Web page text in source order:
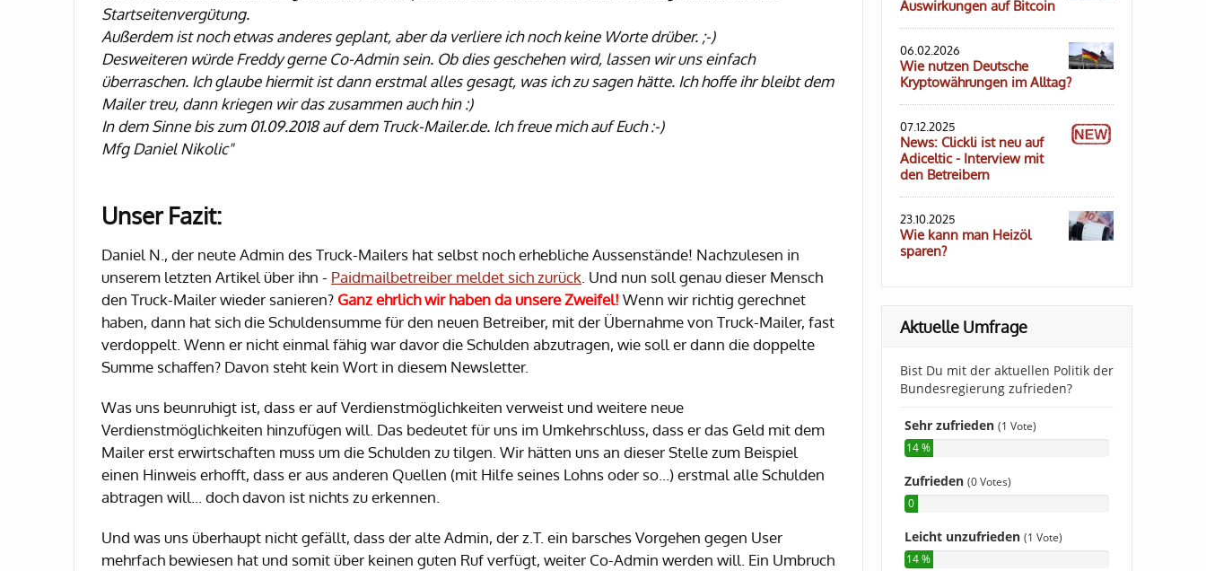
Startseitenvergütung.
Außerdem ist noch etwas anderes geplant, aber da verliere ich noch keine Worte drüber. ;-)
Desweiteren würde Freddy gerne Co-Admin sein. Ob dies geschehen wird, lassen wir uns einfach
überraschen. Ich glaube hiermit ist dann erstmal alles gesagt, was ich zu sagenhätte. Ich hoffe ihr bleibt dem
Mailer treu, dann kriegen wir daszusammen auch hin :)
In dem Sinne bis zum 01.09.2018 auf dem Truck-Mailer.de. Ich freue mich auf Euch :-)
Mfg Daniel Nikolic"
Unser Fazit:
Daniel N., der neute Admin des Truck-Mailers hat selbst noch erhebliche Aussenstände! Nachzulesen in
unserem letzten Artikel über ihn - Paidmailbetreiber meldet sich zurück . Und nun soll genau dieser Mensch
den Truck-Mailer wieder sanieren? Ganz ehrlich wir haben da unsere Zweifel! Wenn wir richtig gerechnet
haben, dann hat sich die Schuldensumme für den neuen Betreiber, mit der Übernahme von Truck-Mailer, fast
verdoppelt. Wenn er nicht einmal fähig war davor die Schulden abzutragen, wie soll er dann die doppelte
Summe schaffen? Davon steht kein Wort in diesem Newsletter.
Was uns beunruhigt ist, dass er auf Verdienstmöglichkeiten verweist und weitere neue
Verdienstmöglichkeiten hinzufügen will. Das bedeutet für uns im Umkehrschluss, dass er das Geld mit dem
Mailer erst erwirtschaften muss um die Schulden zu tilgen. Wir hätten uns an dieser Stelle zum Beispiel
einen Hinweis erhofft, dass er aus anderen Quellen (mit Hilfe seines Lohns oder so...) erstmal alle Schulden
abtragen will... doch davon ist nichts zu erkennen.
Und was uns überhaupt nicht gefällt, dass der alte Admin, der z.T. ein barsches Vorgehen gegen User
mehrfach bewiesen hat und somit über keinen guten Ruf verfügt, weiter Co-Admin werden will. Ein Umbruch
Auswirkungen auf Bitcoin
06.02.2026
Wie nutzen Deutsche
Kryptowährungen im Alltag?
07.12.2025
News: Clickli ist neu auf
Adiceltic - Interview mit
den Betreibern
23.10.2025
Wie kann man Heizöl
sparen?
Aktuelle Umfrage